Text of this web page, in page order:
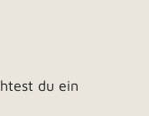
du ein